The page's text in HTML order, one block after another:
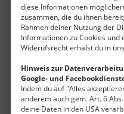
diese Informationen
zusammen, die du ihnen
Rahmen deiner Nutzung der
Informationen zu Cookies und
Widerufsrecht erhälst du in
Hinweis zur
Google- und
Indem du auf "Alles
anderem auch gem. Art. 6
deine Daten in den USA
Wieselstein /
aktuell vom 14.04.2024 / Zugriffe: 3396
44 km vom aktuellen Standort
Der Loučná